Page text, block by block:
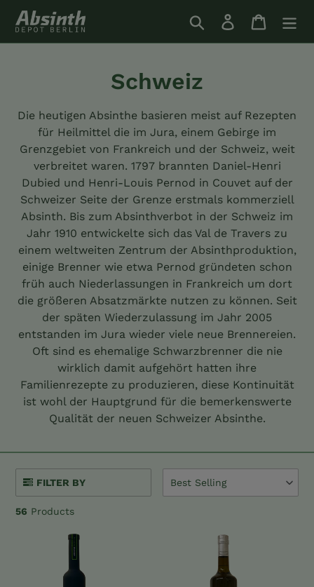
Direkt
zum
Inhalt
Suchen Einloggen
S
a
m
m
l
u
n
g
:
Schweiz
Die heutigen Absinthe basieren meist auf Rezepten
für Heilmittel die im Jura, einem Gebirge im
Grenzgebiet von Frankreich und der Schweiz, weit
verbreitet waren. 1797 brannten Daniel-Henri
Dubied und Henri-Louis Pernod in Couvet auf der
Schweizer Seite der Grenze erstmals kommerziell
Absinth. Bis zum Absinthverbot in der Schweiz im
Jahr 1910 entwickelte sich das Val de Travers zu
einem weltweiten Zentrum der Absinthproduktion,
einige Brenner wie etwa Pernod gründeten schon
früh auch Niederlassungen in Frankreich um dort
die größeren Absatzmärkte nutzen zu können. Seit
der späten Wiederzulassung im Jahr 2005
entstanden im Jura wieder viele neue Brennereien.
Oft sind es ehemalige Schwarzbrenner die nie
wirklich damit aufgehört hatten ihre
Familienrezepte zu produzieren, diese Kontinuität
ist wohl der Hauptgrund für die bemerkenswerte
Qualität der neuen Schweizer Absinthe.
FILTER BY
56 Products
Best Selling
Emeraude Angelique